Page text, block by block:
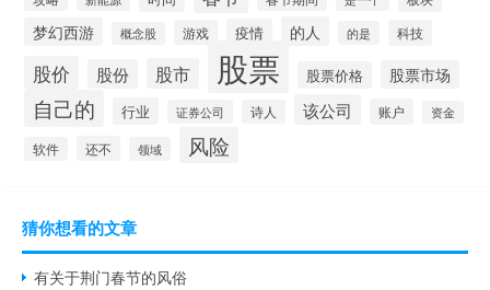
梦幻西游 概念股 游戏 疫情 的人 的是 科技
股价 股份 股市 股票 股票价格 股票市场
自己的 行业 证券公司 诗人 该公司 账户 资金
软件 还不 领域 风险
猜你想看的文章
有关于荆门春节的风俗